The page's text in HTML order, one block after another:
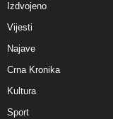
Izdvojeno
Vijesti
Najave
Crna Kronika
Kultura
Sport